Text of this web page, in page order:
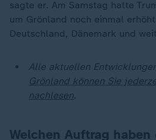
sagte er. Am Samstag hatte
um Grönland noch einmal
Deutschland, Dänemark und
Alle aktuellen
Grönland können Sie
nachlesen.
Welchen Auftrag haben